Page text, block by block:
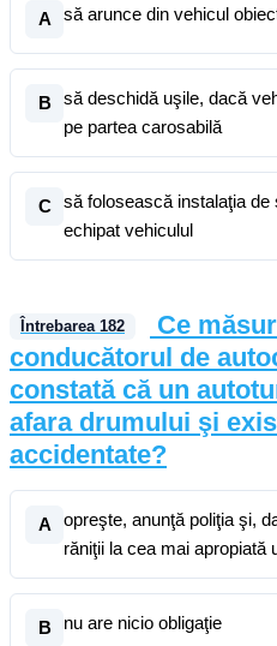
A să arunce din vehicul
B
să deschidă uşile, dacă
pe partea carosabilă
C
să folosească instalaţia
echipat vehiculul
Întrebarea 182
Ce
conducătorul de
constată că un
afara drumului şi
accidentate?
A
opreşte, anunţă poliţia şi,
răniţii la cea mai apropiată
B nu are nicio obligaţie